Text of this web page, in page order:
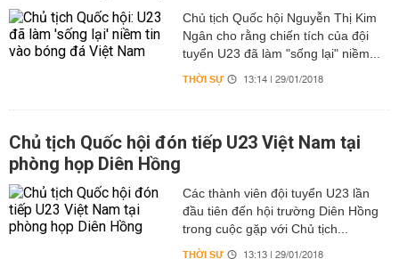
Chủ tịch Quốc hội Nguyễn Thị Kim
Ngân cho rằng chiến tích của đội
tuyển U23 đã làm "sống lại" niềm...
THỜI SỰ 13:14 | 29/01/2018
Chủ tịch Quốc hội đón tiếp U23 Việt Nam tại
phòng họp Diên Hồng
Các thành viên đội tuyển U23 lần
đầu tiên đến hội trường Diên Hồng
trong cuộc gặp với Chủ tịch...
THỜI SỰ 13:13 | 29/01/2018